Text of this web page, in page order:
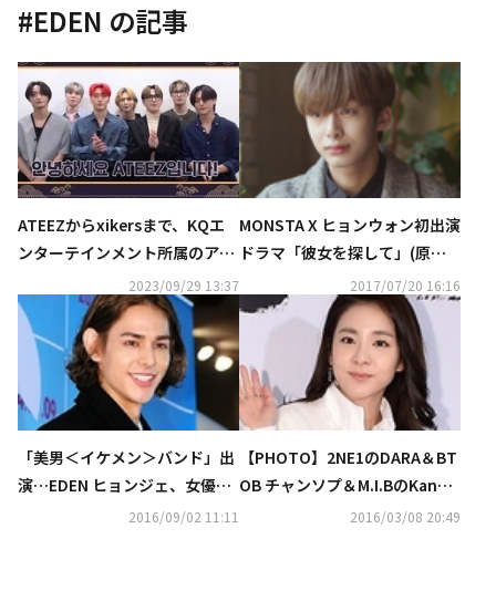
#EDEN の記事
ATEEZからxikersまで、KQエ
ンターテインメント所属のアー
ティストが秋夕の挨拶を伝える
（動画あり）
2023/09/29 13:37
MONSTA X ヒョンウォン初出演
ドラマ「彼女を探して」(原題)
KBS Worldにて日本初放送決
定！
2017/07/20 16:16
「美男＜イケメン＞バンド」出
演…EDEN ヒョンジェ、女優キ
ム・ヨルとの結婚を発表
2016/09/02 11:11
【PHOTO】2NE1のDARA＆BT
OB チャンソプ＆M.I.BのKangN
amら、映画「ヒヤ」VIP試写会
2016/03/08 20:49